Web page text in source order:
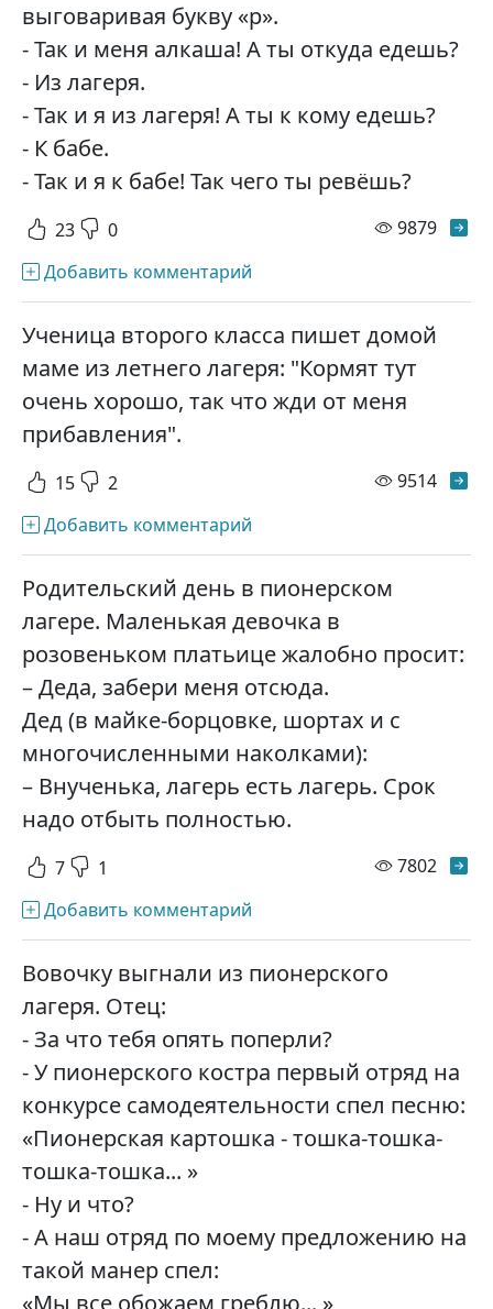
выговаривая букву «р».
- Так и меня алкаша! А ты откуда едешь?
- Из лагеря.
- Так и я из лагеря! А ты к кому едешь?
- К бабе.
- Так и я к бабе! Так чего ты ревёшь?
23 0 9879
Добавить комментарий
Ученица второго класса пишет домой
маме из летнего лагеря: "Кормят тут
очень хорошо, так что жди от меня
прибавления".
15 2 9514
Добавить комментарий
Родительский день в пионерском
лагере. Маленькая девочка в
розовеньком платьице жалобно просит:
– Деда, забери меня отсюда.
Дед (в майке-борцовке, шортах и с
многочисленными наколками):
– Внученька, лагерь есть лагерь. Срок
надо отбыть полностью.
7 1 7802
Добавить комментарий
Вовочку выгнали из пионерского
лагеря. Отец:
- За что тебя опять поперли?
- У пионерского костра первый отряд на
конкурсе самодеятельности спел песню:
«Пионерская картошка - тошка-тошка-
тошка-тошка... »
- Ну и что?
- А наш отряд по моему предложению на
такой манер спел: